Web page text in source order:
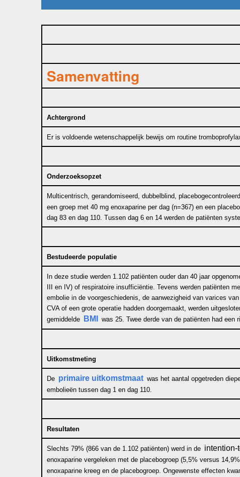
Samenvatting
Achtergrond
Er is voldoende wetenschappelijk bewijs om routine
Onderzoeksopzet
Multicentrisch, gerandomiseerd, dubbelblind,
een groep met 40 mg enoxaparine per dag (n=367) en een
dag 83 en dag 110. Tussen dag 6 en 14 werden de patiënten
Bestudeerde populatie
In deze studie werden 1.102 patiënten ouder dan 40 jaar
III en IV) of respiratoire insufficiëntie. Tevens werden patiënten
embolie in de voorgeschiedenis, de aanwezigheid van varices
CVA of een grote operatie hadden doorgemaakt, werden
gemiddelde
BMI was 25. Twee derde van de patiënten had
Uitkomstmeting
De primaire uitkomstmaat was het aantal opgetreden
embolieën tussen dag 1 en dag 110.
Resultaten
Slechts 79% (866 van de 1.102 patiënten) werd in de intention-
enoxaparine vergeleken met de placebogroep (5,5% versus
enoxaparine kreeg en de placebogroep. Ongewenste effecten